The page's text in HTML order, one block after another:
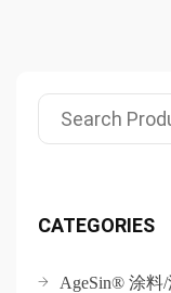
Search for:
CATEGORIES
AgeSin® 涂料